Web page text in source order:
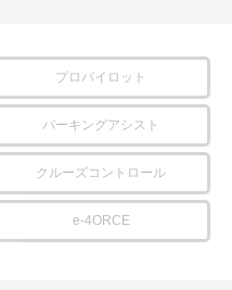
プロパイロット
パーキングアシスト
クルーズコントロール
e-4ORCE